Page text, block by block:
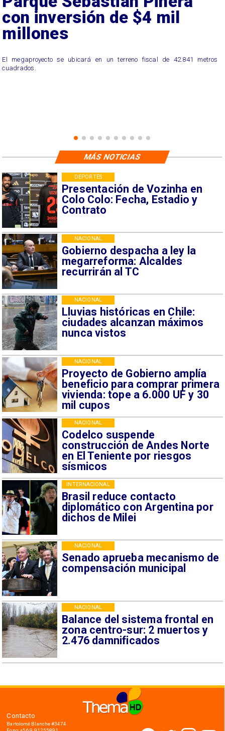
con inversión de $4 mil
millones
El megaproyecto se ubicará en un terreno fiscal de 42.841 metros
cuadrados.
Presentación de Vozinha en
Colo Colo: Fecha, Estadio y
Contrato
DEPORTES
Gobierno despacha a ley la
megarreforma: Alcaldes
recurrirán al TC
NACIONAL
Lluvias históricas en Chile:
ciudades alcanzan máximos
nunca vistos
NACIONAL
Proyecto de Gobierno amplía
beneficio para comprar primera
vivienda: tope a 6.000 UF y 30
mil cupos
NACIONAL
Codelco suspende
construcción de Andes Norte
en El Teniente por riesgos
sísmicos
NACIONAL
Brasil reduce contacto
diplomático con Argentina por
dichos de Milei
INTERNACIONAL
Senado aprueba mecanismo de
compensación municipal
NACIONAL
Balance del sistema frontal en
zona centro-sur: 2 muertos y
2.476 damnificados
NACIONAL
MÁS NOTICIAS
Contacto
Bartolomé Blanche #3474